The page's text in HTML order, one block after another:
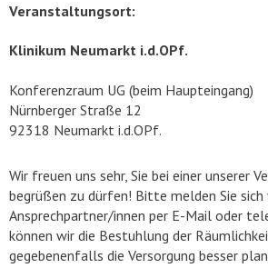
Veranstaltungsort:
Klinikum Neumarkt i.d.OPf.
Konferenzraum UG (beim Haupteingang)
Nürnberger Straße 12
92318 Neumarkt i.d.OPf.
Wir freuen uns sehr, Sie bei einer unserer
begrüßen zu dürfen! Bitte melden Sie sich
Ansprechpartner/innen per E-Mail oder
können wir die Bestuhlung der
gegebenenfalls die Versorgung besser